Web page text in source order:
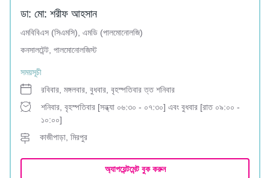
ডা: মো: শরীফ আহসান
এমবিবিএস (সিএমসি), এমডি (পালমোনোলজি)
কনসালটেন্ট, পালমোনোলজিস্ট
সময়সূচী
রবিবার, মঙ্গলবার, বুধবার, বৃহস্পতিবার ত্ত শনিবার
শনিবার, বৃহস্পতিবার [সন্ধ্যা ০৬:৩০ - ০৭:৩০] এবং বুধবার [রাত ০৯:০০ -
১০:০০]
কাজীপাড়া, মিরপুর
অ্যাপয়েন্টমেন্ট বুক করুন